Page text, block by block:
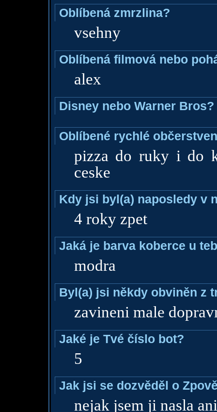
Oblíbená zmrzlina?
vsehny
Oblíbená filmová nebo
alex
Disney nebo Warner Bros?
Oblíbené rychlé
pizza do ruky i do
ceske
Kdy jsi byl(a) naposledy v
4 roky zpet
Jaká je barva koberce u
modra
Byl(a) jsi někdy obviněn z
zavineni male
Jaké je Tvé číslo bot?
5
Jak jsi se dozvěděl o
nejak jsem ji nasla